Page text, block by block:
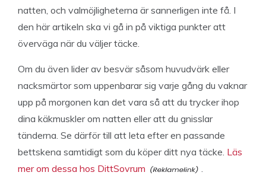
natten, och valmöjligheterna är sannerligen inte få. I
den här artikeln ska vi gå in på viktiga punkter att
överväga när du väljer täcke.
Om du även lider av besvär såsom huvudvärk eller
nacksmärtor som uppenbarar sig varje gång du vaknar
upp på morgonen kan det vara så att du trycker ihop
dina käkmuskler om natten eller att du gnisslar
tänderna. Se därför till att leta efter en passande
bettskena samtidigt som du köper ditt nya täcke. Läs
mer om dessa hos DittSovrum
.